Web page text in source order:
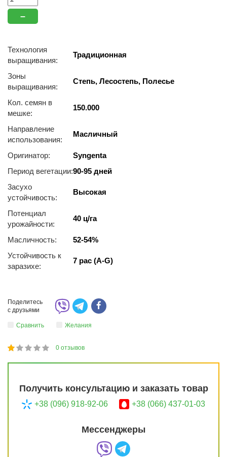
–
Технология
выращивания:
Традиционная
Зоны
выращивания:
Степь, Лесостепь, Полесье
Кол. семян в
мешке:
150.000
Направление
использования:
Масличный
Оригинатор:
Syngenta
Период вегетации:90-95 дней
3acуxo
уcтoйчивocть:
Высокая
Потенциал
урожайности:
40 ц/га
Масличность:
52-54%
Устойчивость к
заразихе:
7 рас (A-G)
Поделитесь
с друзьями
Сравнить Желания
20
1
2
3
4
5 0 отзывов
Получить консультацию и заказать товар
+38 (096) 918-92-06 +38 (066) 437-01-03
Мессенджеры